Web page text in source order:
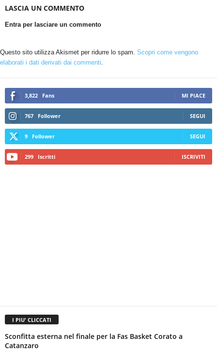
LASCIA UN COMMENTO
Entra per lasciare un commento
Questo sito utilizza Akismet per ridurre lo spam. Scopri come vengono
elaborati i dati derivati dai commenti
3,822 Fans MI PIACE
767 Follower SEGUI
9 Follower SEGUI
299 Iscritti ISCRIVITI
I PIU' CLICCATI
Sconfitta esterna nel finale per la Fas Basket Corato a
Catanzaro